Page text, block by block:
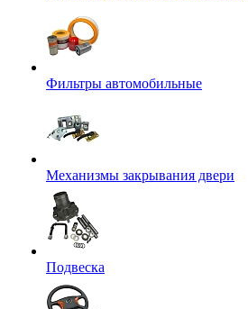
Фильтры автомобильные
Механизмы закрывания двери
Подвеска